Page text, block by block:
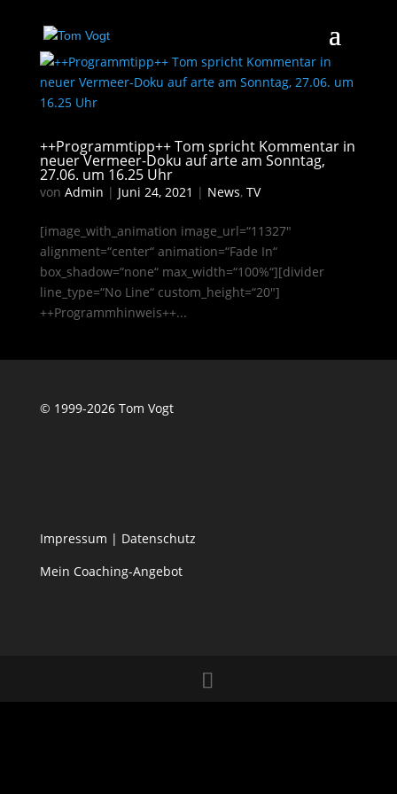
++Programmtipp++ Tom spricht Kommentar in
neuer Vermeer-Doku auf arte am Sonntag,
27.06. um 16.25 Uhr
von Admin | Juni 24, 2021 | News, TV
[image_with_animation image_url=“11327″
alignment=“center“ animation=“Fade In“
box_shadow=“none“ max_width=“100%“][divider
line_type=“No Line“ custom_height=“20″]
++Programmhinweis++...
© 1999-2026 Tom Vogt
Impressum | Datenschutz
Mein Coaching-Angebot